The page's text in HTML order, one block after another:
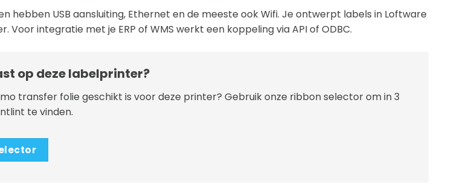
hebben USB aansluiting, Ethernet en de meeste ook Wifi. Je ontwerpt labels in Loftware
Voor integratie met je ERP of WMS werkt een koppeling via API of ODBC.
op deze labelprinter?
transfer folie geschikt is voor deze printer? Gebruik onze ribbon selector om in 3
te vinden.